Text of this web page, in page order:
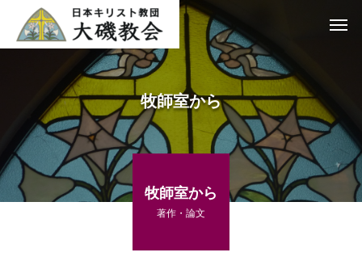
牧師室から
牧師室から
著作・論文